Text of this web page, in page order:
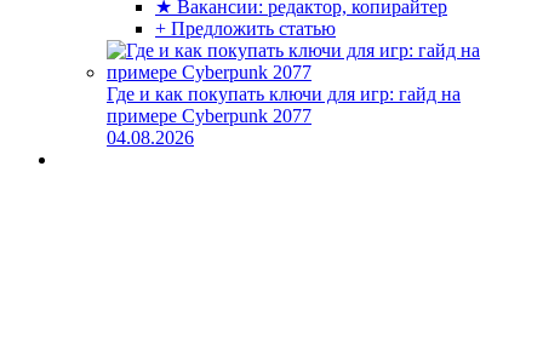
★ Вакансии: редактор, копирайтер
+ Предложить статью
Где и как покупать ключи для игр: гайд на
примере Cyberpunk 2077
04.08.2026